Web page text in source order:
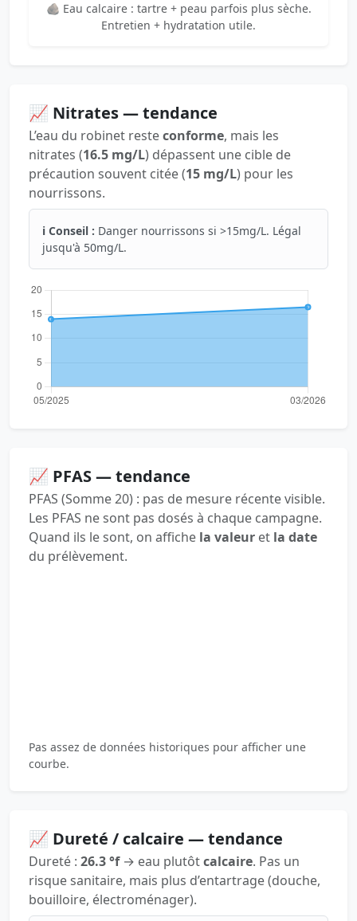
🪨 Eau calcaire : tartre + peau parfois plus sèche.
Entretien + hydratation utile.
📈 Nitrates — tendance
L’eau du robinet resteconforme, mais les
nitrates (16.5 mg/L) dépassent une cible de
précaution souvent citée (15 mg/L) pour les
nourrissons.
ℹ️ Conseil : Danger nourrissons si >15mg/L. Légal
jusqu'à 50mg/L.
📈 PFAS — tendance
PFAS (Somme 20) : pas de mesure récente visible.
Les PFAS ne sont pas dosés à chaque campagne.
Quand ils le sont, on affiche la valeur et la date
du prélèvement.
Pas assez de données historiques pour afficher une
courbe.
📈 Dureté / calcaire — tendance
Dureté : 26.3 °f→ eau plutôtcalcaire. Pas un
risque sanitaire, mais plus d’entartrage (douche,
bouilloire, électroménager).